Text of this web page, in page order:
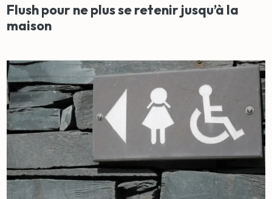
Flush pour ne plus se retenir jusqu’à la
maison